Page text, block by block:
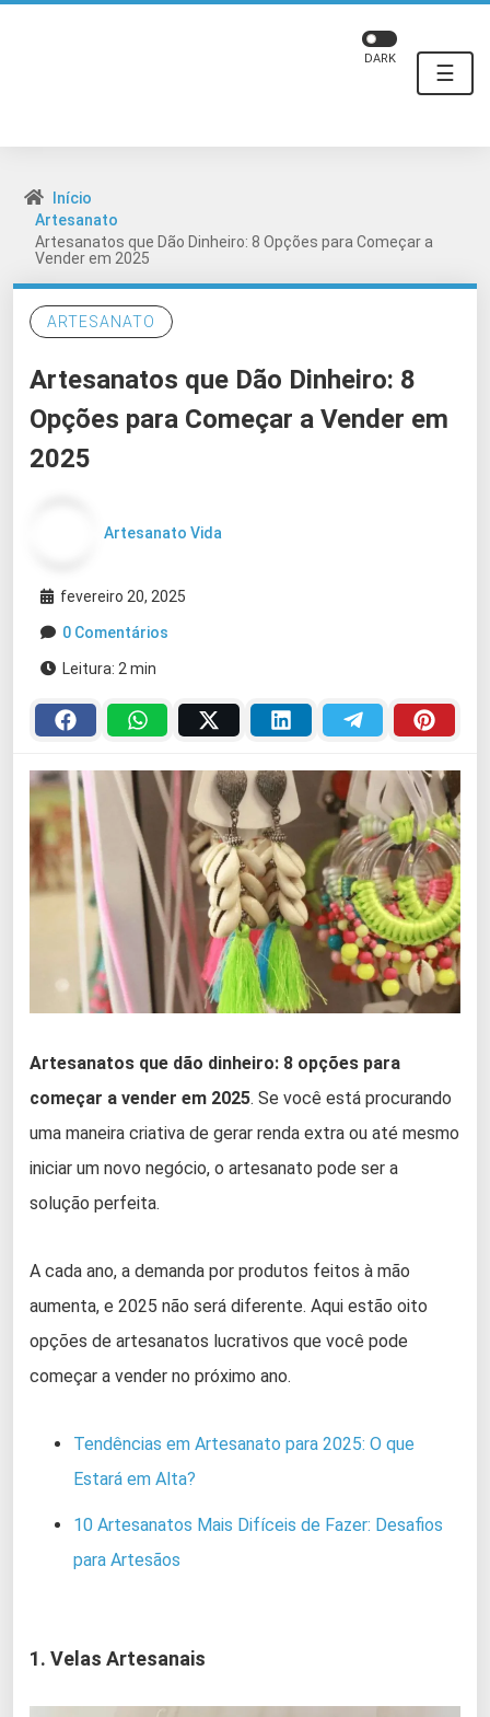
☰
DARK
Início
Artesanato
Artesanatos que Dão Dinheiro: 8 Opções para Começar a
Vender em 2025
ARTESANATO
Artesanatos que Dão Dinheiro: 8
Opções para Começar a Vender em
2025
Artesanato Vida
fevereiro 20, 2025
0 Comentários
Leitura: 2 min
Artesanatos que dão dinheiro: 8 opções para
começar a vender em 2025. Se você está procurando
uma maneira criativa de gerar renda extra ou até mesmo
iniciar um novo negócio, o artesanato pode ser a
solução perfeita.
A cada ano, a demanda por produtos feitos à mão
aumenta, e 2025 não será diferente. Aqui estão oito
opções de artesanatos lucrativos que você pode
começar a vender no próximo ano.
Tendências em Artesanato para 2025: O que
Estará em Alta?
10 Artesanatos Mais Difíceis de Fazer: Desafios
para Artesãos
1. Velas Artesanais